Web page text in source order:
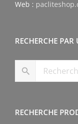
Web :
RECHERCHE PAR
RECHERCHE